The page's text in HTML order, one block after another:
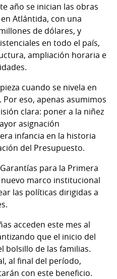
año se inician las obras
Atlántida, con una
de dólares, y
en todo el país,
ampliación horaria e
cuando se nivela en
eso, apenas asumimos
clara: poner a la niñez
asignación
infancia en la historia
del Presupuesto.
para la Primera
marco institucional
las políticas dirigidas a
acceden este mes al
que el inicio del
bolsillo de las familias.
al final del período,
con este beneficio.